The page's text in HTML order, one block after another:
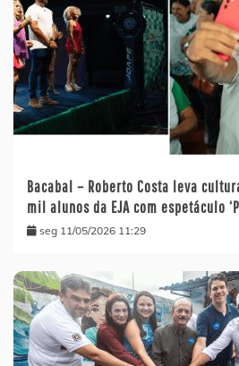
Bacabal – Roberto Costa leva
mil alunos da EJA com espetáculo
seg 11/05/2026 11:29